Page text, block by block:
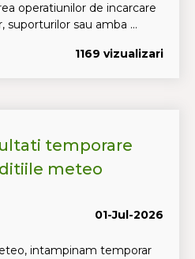
operatiunilor de incarcare
suporturilor sau amba ...
1169 vizualizari
temporare
meteo
01-Jul-2026
intampinam temporar